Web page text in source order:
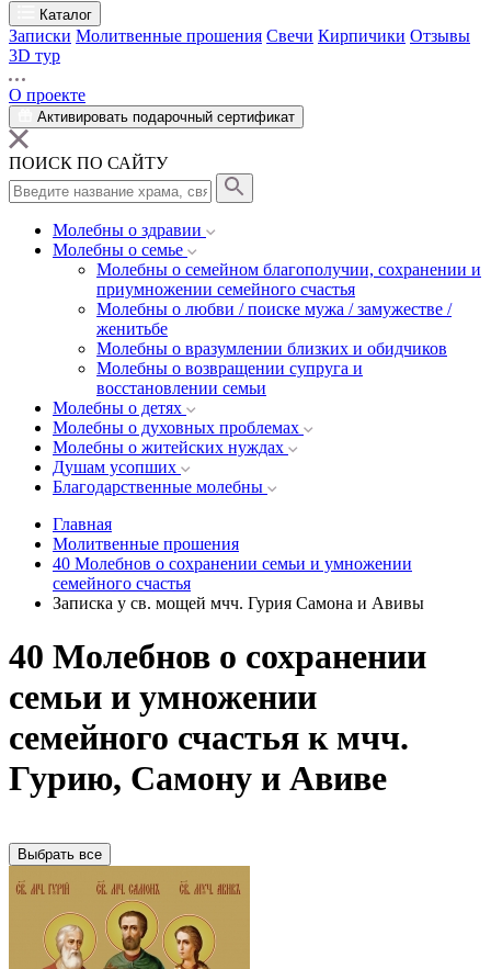
Каталог
Записки Молитвенные прошения Свечи Кирпичики Отзывы
3D тур
О проекте
Активировать подарочный сертификат
ПОИСК ПО САЙТУ
Молебны о здравии
Молебны о семье
Молебны о семейном благополучии, сохранении и
приумножении семейного счастья
Молебны о любви / поиске мужа / замужестве /
женитьбе
Молебны о вразумлении близких и обидчиков
Молебны о возвращении супруга и
восстановлении семьи
Молебны о детях
Молебны о духовных проблемах
Молебны о житейских нуждах
Душам усопших
Благодарственные молебны
Главная
Молитвенные прошения
40 Молебнов о сохранении семьи и умножении
семейного счастья
Записка у св. мощей мчч. Гурия Самона и Авивы
40 Молебнов о сохранении
семьи и умножении
семейного счастья к мчч.
Гурию, Самону и Авиве
Выбрать все